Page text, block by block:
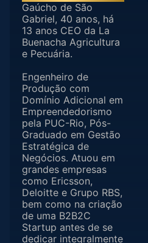
Gaúcho de São
Gabriel, 40 anos, há
13 anos CEO da La
Buenacha Agricultura
e Pecuária.
Engenheiro de
Produção com
Domínio Adicional em
Empreendedorismo
pela PUC-Rio, Pós-
Graduado em Gestão
Estratégica de
Negócios. Atuou em
grandes empresas
como Ericsson,
Deloitte e Grupo RBS,
bem como na criação
de uma B2B2C
Startup antes de se
dedicar integralmente